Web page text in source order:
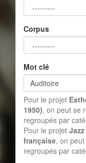
Corpus
Mot clé
Pour le projet
1950), on peut se
regroupés par
Pour le projet
française, on
regroupés par